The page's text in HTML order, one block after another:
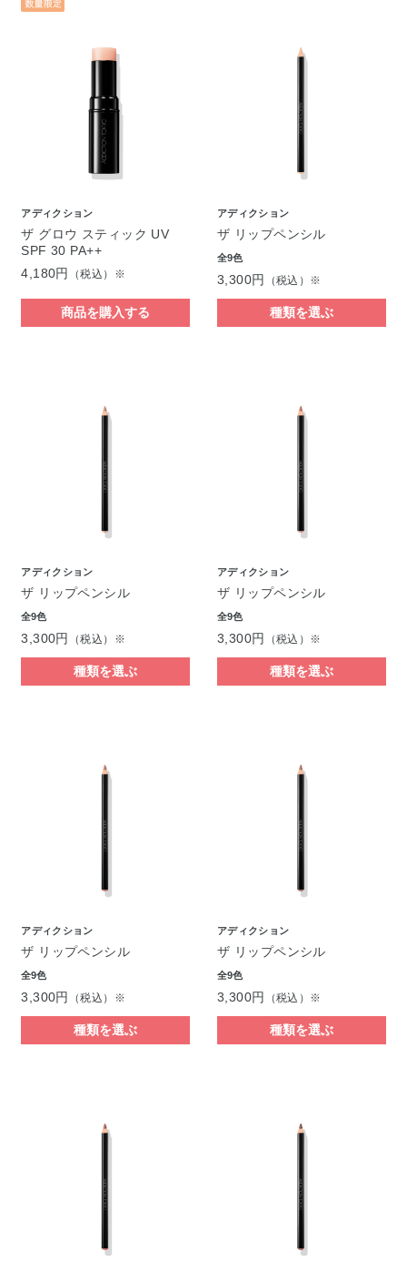
アディクション
ザ グロウ スティック UV
SPF 30 PA++
4,180円
（税込）※
商品を購入する
アディクション
ザ リップペンシル
全9色
3,300円 （税込）※
種類を選ぶ
アディクション
ザ リップペンシル
全9色
3,300円 （税込）※
種類を選ぶ
アディクション
ザ リップペンシル
全9色
3,300円 （税込）※
種類を選ぶ
アディクション
ザ リップペンシル
全9色
3,300円 （税込）※
種類を選ぶ
アディクション
ザ リップペンシル
全9色
3,300円 （税込）※
種類を選ぶ